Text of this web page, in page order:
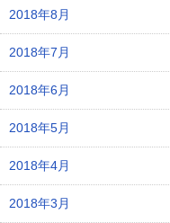
2018年8月
2018年7月
2018年6月
2018年5月
2018年4月
2018年3月